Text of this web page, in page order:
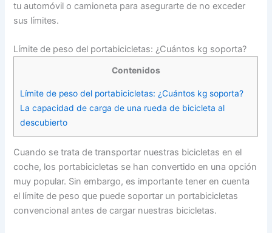
tu automóvil o camioneta para asegurarte de no exceder
sus límites.
Límite de peso del portabicicletas: ¿Cuántos kg soporta?
Contenidos
Límite de peso del portabicicletas: ¿Cuántos kg soporta?
La capacidad de carga de una rueda de bicicleta al
descubierto
Cuando se trata de transportar nuestras bicicletas en el
coche, los portabicicletas se han convertido en una opción
muy popular. Sin embargo, es importante tener en cuenta
el límite de peso que puede soportar un portabicicletas
convencional antes de cargar nuestras bicicletas.